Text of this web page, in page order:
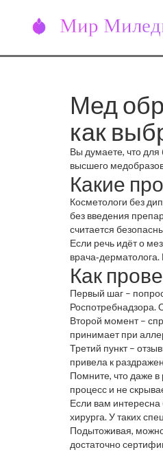
Мед
как
Вы думаете, что для
высшего
Какие
Косметологи без
без введения
считается
Если речь идёт о
Как
Первый шаг –
Роспотребнадзора.
Второй момент –
принимает при
Третий пункт –
привела к
Помните, что даже
процесс и не
Если вам
хирурга. У таких
Подытоживая, можно
достаточно